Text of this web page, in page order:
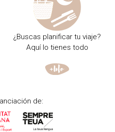
¿Buscas planificar tu viaje?
Aquí lo tienes todo
de: